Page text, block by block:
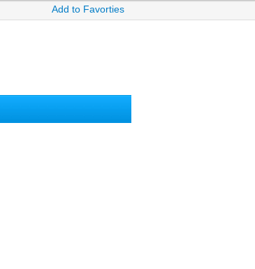
Add to Favorties